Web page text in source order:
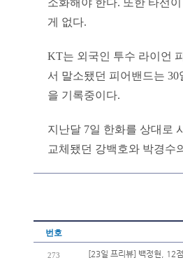
소화해야 한다. 또한 타선
게 없다.
KT는 외국인 투수 라이언
서 말소됐던 피어밴드는
을 기록중이다.
지난달 7일 한화를 상대로
교체됐던 강백호와 박경수
번호
273 [23일 프리뷰] 백정현, 12